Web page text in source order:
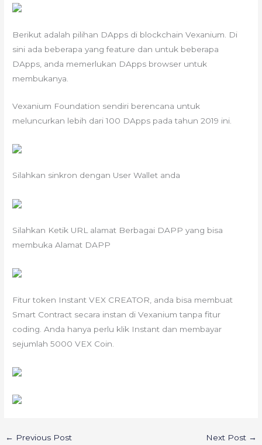
Berikut adalah pilihan DApps di blockchain Vexanium. Di
sini ada beberapa yang feature dan untuk beberapa
DApps, anda memerlukan DApps browser untuk
membukanya.
Vexanium Foundation sendiri berencana untuk
meluncurkan lebih dari 100 DApps pada tahun 2019 ini.
Silahkan sinkron dengan User Wallet anda
Silahkan Ketik URL alamat Berbagai DAPP yang bisa
membuka Alamat DAPP
Fitur token Instant VEX CREATOR, anda bisa membuat
Smart Contract secara instan di Vexanium tanpa fitur
coding. Anda hanya perlu klik Instant dan membayar
sejumlah 5000 VEX Coin.
← Previous Post Next Post →